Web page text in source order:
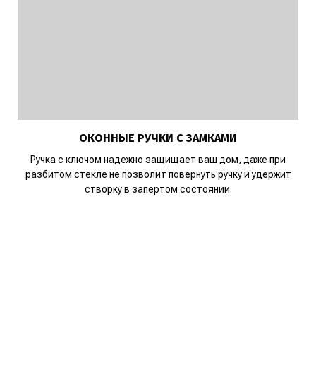
ОКОННЫЕ РУЧКИ С ЗАМКАМИ
Ручка с ключом надежно защищает ваш дом, даже при
разбитом стекле не позволит повернуть ручку и удержит
створку в запертом состоянии.